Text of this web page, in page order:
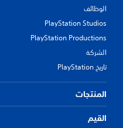
الوظائف
PlayStation Studios
PlayStation Productions
الشركة
تاريخ PlayStation
المنتجات
القيم